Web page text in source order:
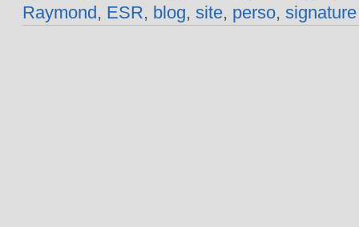
Raymond, ESR, blog, site, perso, signature